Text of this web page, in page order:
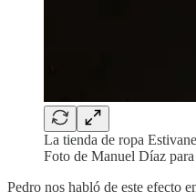
La tienda de ropa
Foto de Manuel Díaz para
Pedro nos habló de este efecto